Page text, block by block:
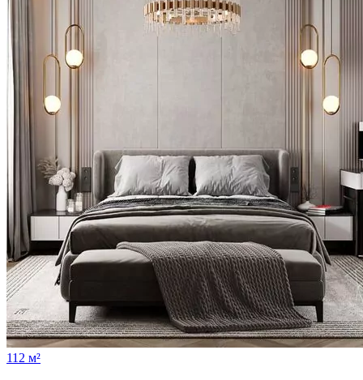
112 м²